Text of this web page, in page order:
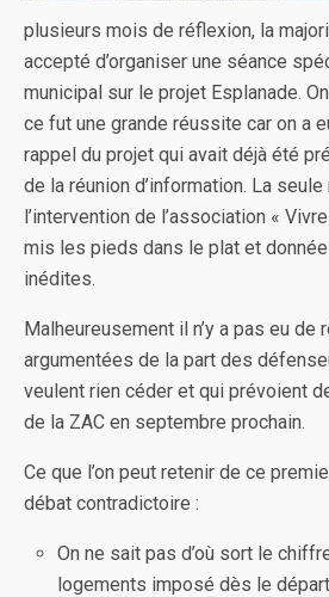
plusieurs mois de réflexion, la
accepté d’organiser une séance
municipal sur le projet Esplanade.
ce fut une grande réussite car on a
rappel du projet qui avait déjà été
de la réunion d’information. La
l’intervention de l’association «
mis les pieds dans le plat et
inédites.
Malheureusement il n’y a pas eu de
argumentées de la part des
veulent rien céder et qui prévoient
de la ZAC en septembre prochain.
Ce que l’on peut retenir de ce
débat contradictoire :
On ne sait pas d’où sort le
logements imposé dès le